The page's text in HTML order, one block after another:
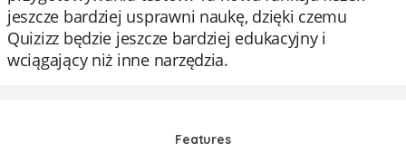
jeszcze bardziej usprawni naukę, dzięki czemu
Quizizz będzie jeszcze bardziej edukacyjny i
wciągający niż inne narzędzia.
Features